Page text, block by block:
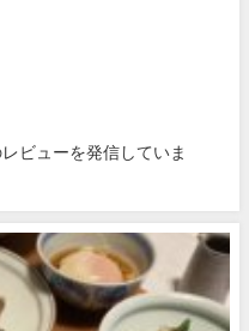
ビューを発信していま